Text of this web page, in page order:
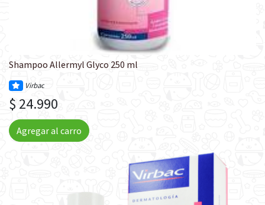
Shampoo Allermyl Glyco 250 ml
Virbac
$ 24.990
Agregar al carro